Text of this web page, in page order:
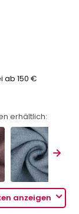
ab 150 €
erhältlich:
anzeigen